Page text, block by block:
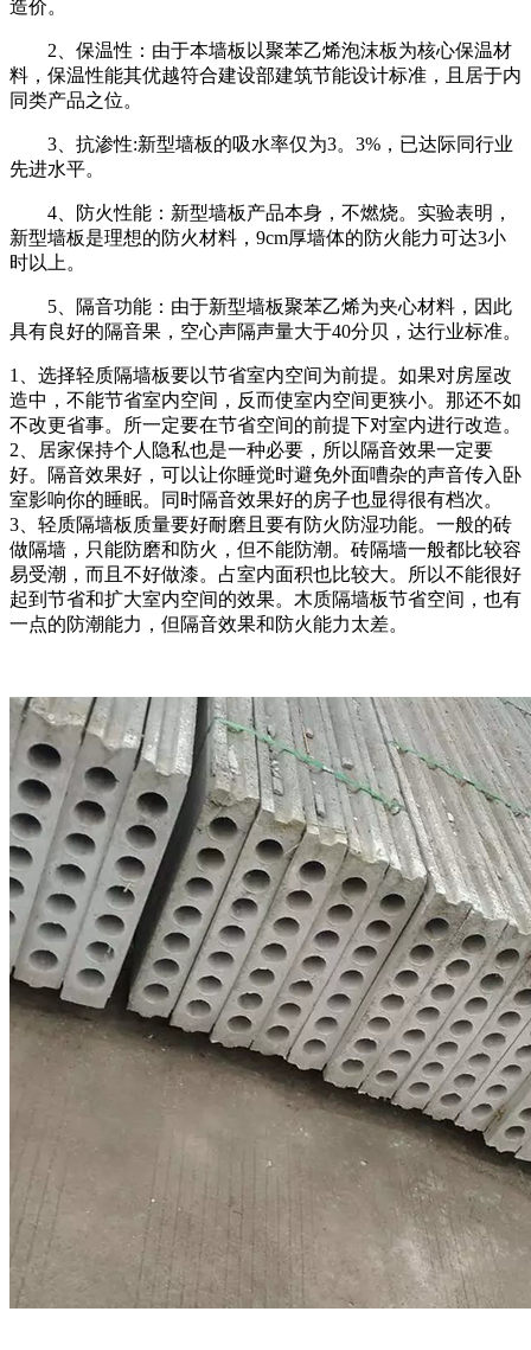
造价。
2、保温性：由于本墙板以聚苯乙烯泡沫板为核心保温材
料，保温性能其优越符合建设部建筑节能设计标准，且居于内
同类产品之位。
3、抗渗性:新型墙板的吸水率仅为3。3%，已达际同行业
先进水平。
4、防火性能：新型墙板产品本身，不燃烧。实验表明，
新型墙板是理想的防火材料，9cm厚墙体的防火能力可达3小
时以上。
5、隔音功能：由于新型墙板聚苯乙烯为夹心材料，因此
具有良好的隔音果，空心声隔声量大于40分贝，达行业标准。
1、选择轻质隔墙板要以节省室内空间为前提。如果对房屋改
造中，不能节省室内空间，反而使室内空间更狭小。那还不如
不改更省事。所一定要在节省空间的前提下对室内进行改造。
2、居家保持个人隐私也是一种必要，所以隔音效果一定要
好。隔音效果好，可以让你睡觉时避免外面嘈杂的声音传入卧
室影响你的睡眠。同时隔音效果好的房子也显得很有档次。
3、轻质隔墙板质量要好耐磨且要有防火防湿功能。一般的砖
做隔墙，只能防磨和防火，但不能防潮。砖隔墙一般都比较容
易受潮，而且不好做漆。占室内面积也比较大。所以不能很好
起到节省和扩大室内空间的效果。木质隔墙板节省空间，也有
一点的防潮能力，但隔音效果和防火能力太差。